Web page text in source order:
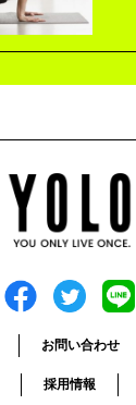
お問い合わせ
採用情報